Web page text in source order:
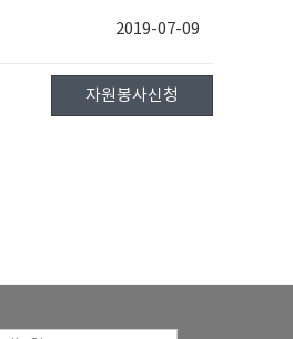
2019-07-09
자원봉사신청